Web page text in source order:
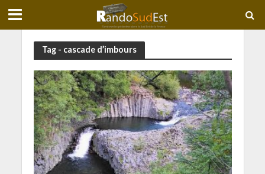
Tag - cascade d’imbours